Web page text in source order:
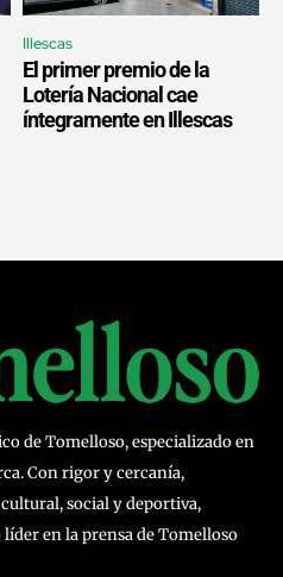
Illescas
El primer premio de la
Lotería Nacional cae
íntegramente en Illescas
de Tomelloso, especializado en
Con rigor y cercanía,
social y deportiva,
en la prensa de Tomelloso